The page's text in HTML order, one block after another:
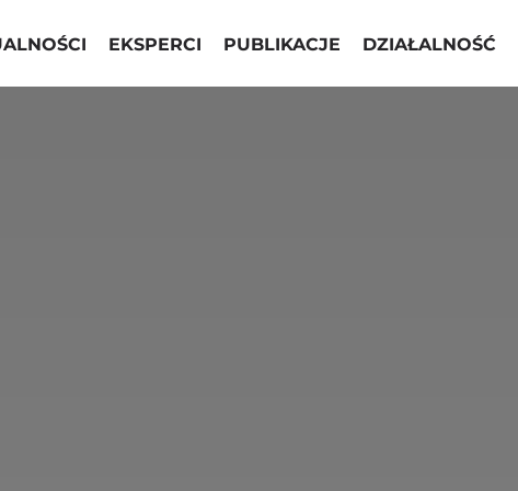
EKSPERCI PUBLIKACJE DZIAŁALNOŚĆ